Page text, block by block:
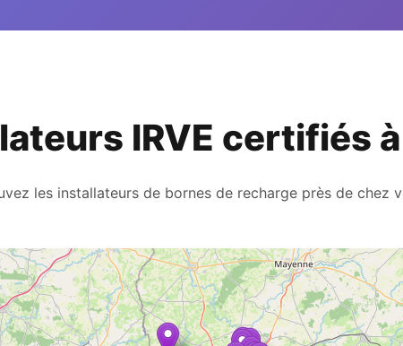
IRVE certifiés
les installateurs de bornes de recharge près de chez